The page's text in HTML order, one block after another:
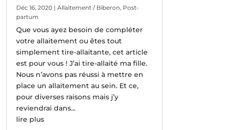
Déc 16, 2020| Allaitement / Biberon, Post-
partum
Que vous ayez besoin de compléter
votre allaitement ou êtes tout
simplement tire-allaitante, cet article
est pour vous ! J’ai tire-allaité ma fille.
Nous n’avons pas réussi à mettre en
place un allaitement au sein. Et ce,
pour diverses raisons mais j’y
reviendrai dans...
lire plus